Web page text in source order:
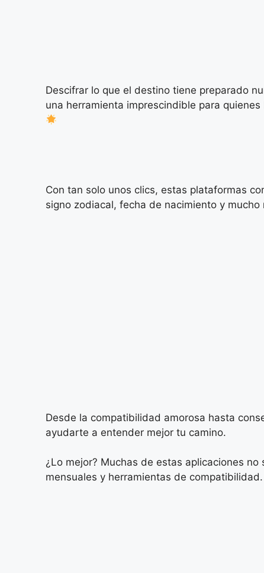
Descifrar lo que el destino tiene preparado
una herramienta imprescindible para
Con tan solo unos clics, estas plataformas
signo zodiacal, fecha de nacimiento y mucho
Desde la compatibilidad amorosa hasta
ayudarte a entender mejor tu camino.
¿Lo mejor? Muchas de estas aplicaciones
mensuales y herramientas de compatibilidad.